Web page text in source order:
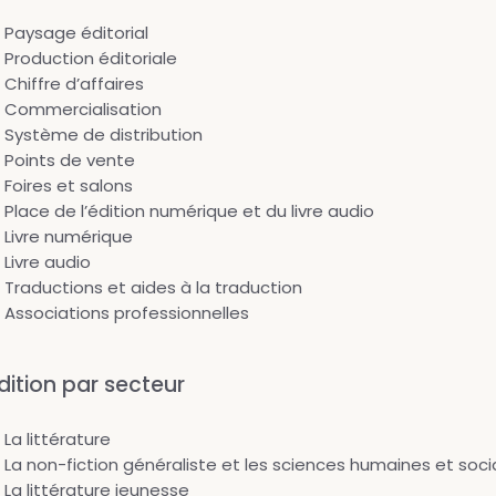
Paysage éditorial
Production éditoriale
Chiffre d’affaires
Commercialisation
Système de distribution
Points de vente
Foires et salons
Place de l’édition numérique et du livre audio
Livre numérique
Livre audio
Traductions et aides à la traduction
Associations professionnelles
par secteur
La littérature
La non-fiction généraliste et les sciences humaines et
La littérature jeunesse